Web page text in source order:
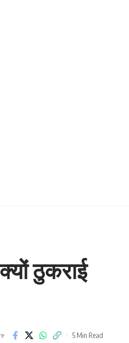
ठुकराई
5 Min Read